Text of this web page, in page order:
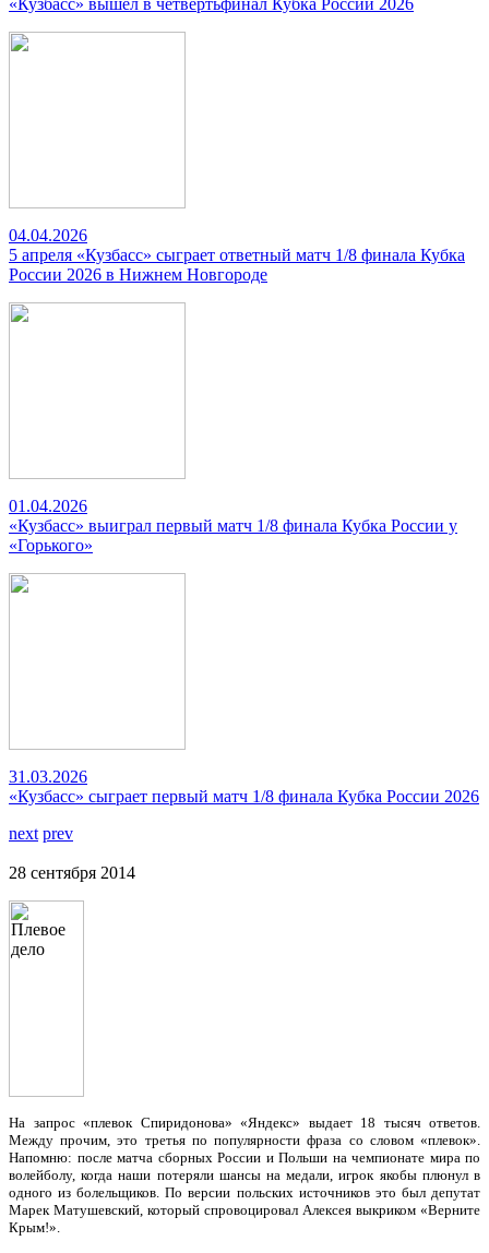
«Кузбасс» вышел в четвертьфинал Кубка России 2026
04.04.2026
5 апреля «Кузбасс» сыграет ответный матч 1/8 финала Кубка
России 2026 в Нижнем Новгороде
01.04.2026
«Кузбасс» выиграл первый матч 1/8 финала Кубка России у
«Горького»
31.03.2026
«Кузбасс» сыграет первый матч 1/8 финала Кубка России 2026
next prev
28 сентября 2014
На запрос «плевок Спиридонова» «Яндекс» выдает 18 тысяч ответов.
Между прочим, это третья по популярности фраза со словом «плевок».
Напомню: после матча сборных России и Польши на чемпионате мира по
волейболу, когда наши потеряли шансы на медали, игрок якобы плюнул в
одного из болельщиков. По версии польских источников это был депутат
Марек Матушевский, который спровоцировал Алексея выкриком «Верните
Крым!».